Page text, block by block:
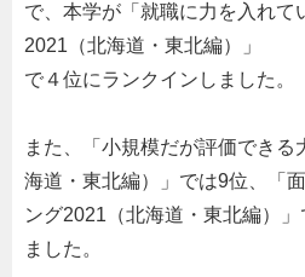
で、本学が「就職に力を入れて
2021（北海道・東北編）」
で４位にランクインしました。
また、「小規模だが評価でき
海道・東北編）」では9位、「
ング2021（北海道・東北編）
ました。